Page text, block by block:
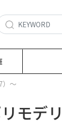
）～
モデ